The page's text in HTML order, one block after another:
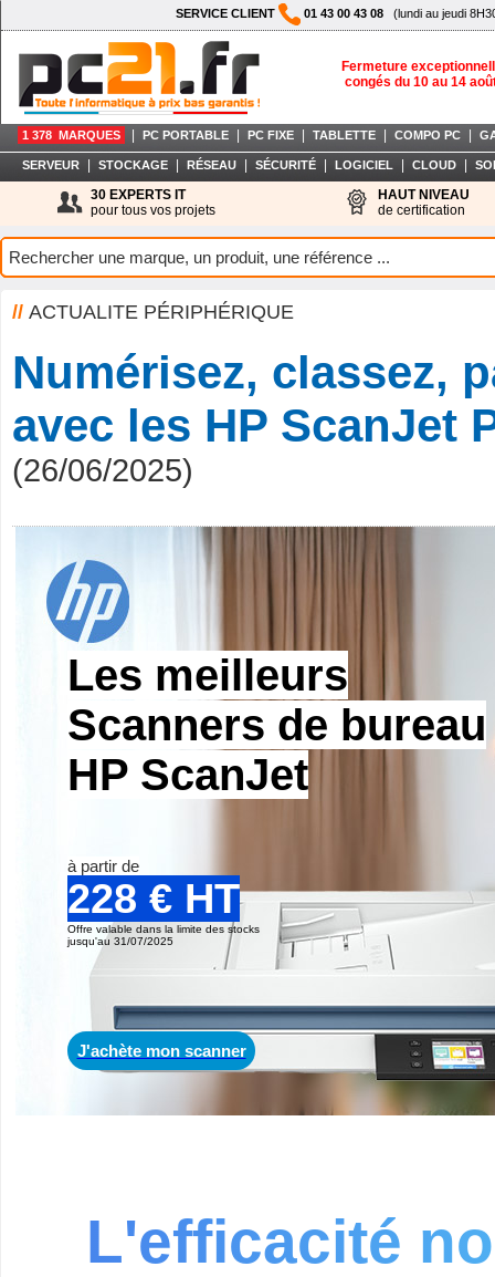
SERVICE CLIENT 01 43 00 43 08 (lundi au jeudi
Fermeture
congés du 10 au 14
1 378 MARQUES PC PORTABLE PC FIXE TABLETTE COMPO PC
SERVEUR STOCKAGE RÉSEAU SÉCURITÉ LOGICIEL CLOUD
30 EXPERTS IT
pour tous vos projets
HAUT NIVEAU
de certification
// ACTUALITE PÉRIPHÉRIQUE
Numérisez, classez,
avec les HP ScanJet
(26/06/2025)
Les meilleurs
Scanners de bureau
HP ScanJet
à partir de
228 € HT
Offre valable dans la limite des stocks
jusqu'au 31/07/2025
J'achète mon scanner
L'efficacité